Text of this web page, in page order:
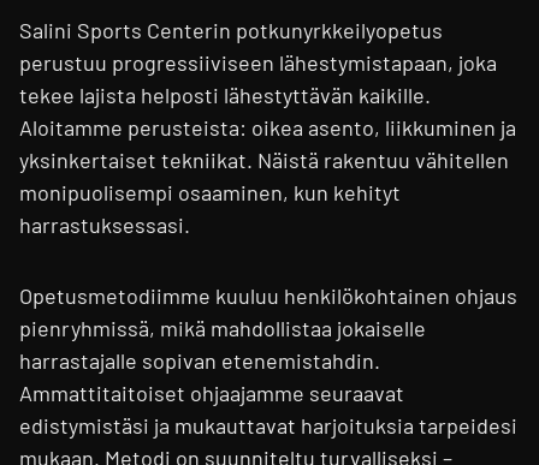
Salini Sports Centerin potkunyrkkeilyopetus
perustuu progressiiviseen lähestymistapaan, joka
tekee lajista helposti lähestyttävän kaikille.
Aloitamme perusteista: oikea asento, liikkuminen ja
yksinkertaiset tekniikat. Näistä rakentuu vähitellen
monipuolisempi osaaminen, kun kehityt
harrastuksessasi.
Opetusmetodiimme kuuluu henkilökohtainen ohjaus
pienryhmissä, mikä mahdollistaa jokaiselle
harrastajalle sopivan etenemistahdin.
Ammattitaitoiset ohjaajamme seuraavat
edistymistäsi ja mukauttavat harjoituksia tarpeidesi
mukaan. Metodi on suunniteltu turvalliseksi –